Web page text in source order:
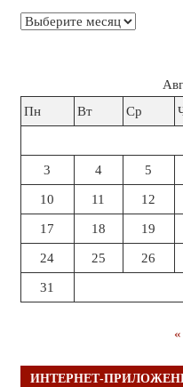
Архивы
Пн
Вт Ср
3 4 5
10 11 12
17 18 19
24 25 26
31
ИНТЕРНЕТ-